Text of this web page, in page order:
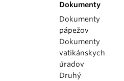
Dokumenty
Dokumenty
pápežov
Dokumenty
vatikánskych
úradov
Druhý